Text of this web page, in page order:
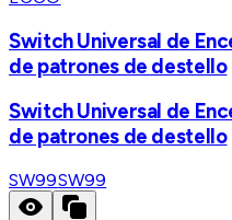
Switch Universal de
de patrones de destello
Switch Universal de
de patrones de destello
SW99SW99